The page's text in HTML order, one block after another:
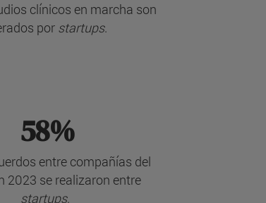
clínicos en marcha son
por startups.
58%
entre compañías del
2023 se realizaron entre
startups.